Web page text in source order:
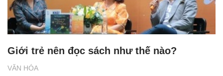
VĂN HÓA
Giới trẻ nên đọc sách như thế nào?